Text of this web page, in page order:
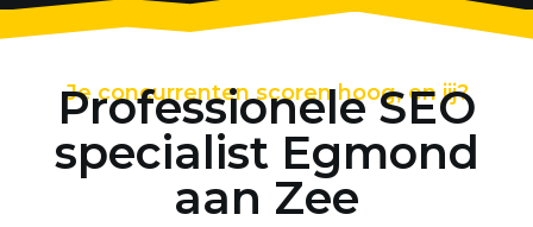
Je concurrenten scoren hoog, en jij?
Professionele SEO
specialist Egmond
aan Zee